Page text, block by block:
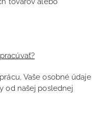
Vaše osobné údaje
od našej poslednej